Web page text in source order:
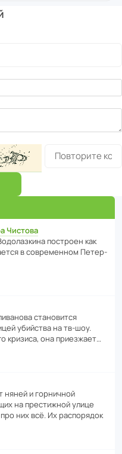
Чистова
пост­роен как
в совре­менном Пете­р­
стано­вится
убийства на тв-шоу.
кризиса, она приезжает…
няней и горни­чной
на прес­ти­жной улице
них всё. Их распо­рядок